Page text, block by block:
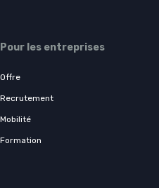
Pour les entreprises
Offre
Recrutement
Mobilité
Formation